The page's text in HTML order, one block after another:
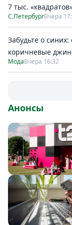
7 тыс.
С.ПетербургВчера
Забудьте о
коричневые
МодаВчера 16:32
Анонсы